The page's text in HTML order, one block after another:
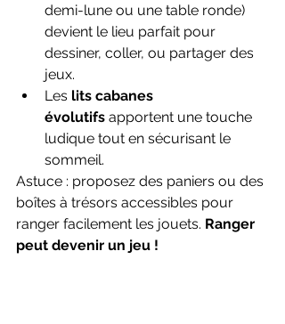
demi-lune ou une table ronde)
devient le lieu parfait pour
dessiner, coller, ou partager des
jeux.
Les lits cabanes
évolutifs apportent une touche
ludique tout en sécurisant le
sommeil.
Astuce : proposez des paniers ou des
boîtes à trésors accessibles pour
ranger facilement les jouets. Ranger
peut devenir un jeu !